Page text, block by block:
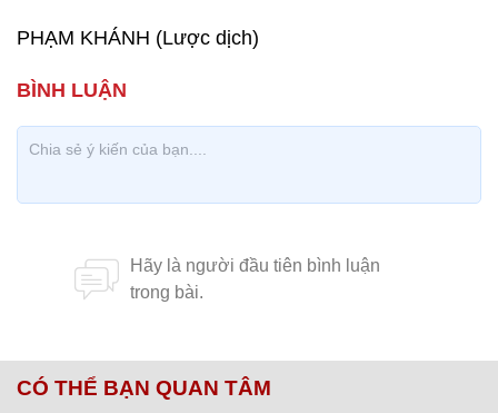
PHẠM KHÁNH (Lược dịch)
CÓ THỂ BẠN QUAN TÂM